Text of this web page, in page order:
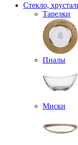
Стекло,
Тарелки
Пиалы
Миски